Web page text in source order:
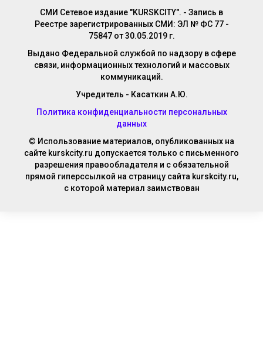
СМИ Сетевое издание "KURSKCITY". - Запись в
Реестре зарегистрированных СМИ: ЭЛ № ФС 77 -
75847 от 30.05.2019 г.
Выдано Федеральной службой по надзору в сфере
связи, информационных технологий и массовых
коммуникаций.
Учредитель - Касаткин А.Ю.
Политика конфиденциальности персональных
данных
© Использование материалов, опубликованных на
сайте kurskcity.ru допускается только с письменного
разрешения правообладателя и с обязательной
прямой гиперссылкой на страницу сайта kurskcity.ru,
с которой материал заимствован